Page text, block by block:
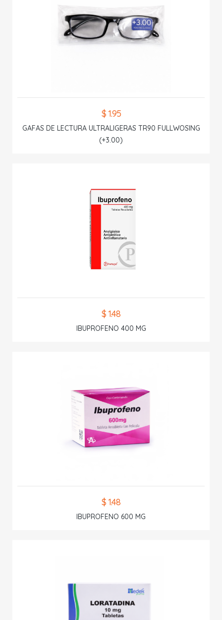
$ 1.95
GAFAS DE LECTURA ULTRALIGERAS TR90 FULLWOSING
(+3.00)
$ 1.48
IBUPROFENO 400 MG
$ 1.48
IBUPROFENO 600 MG